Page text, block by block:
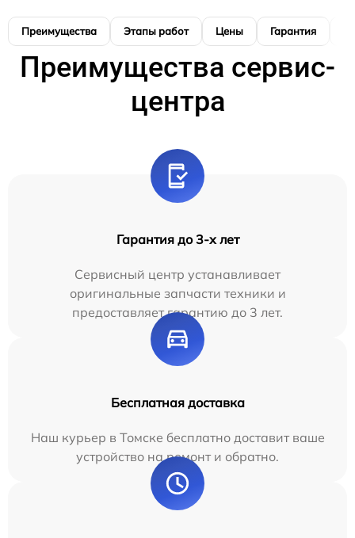
Преимущества Этапы работ Цены Гарантия
Преимущества сервис-
центра
Гарантия до 3-х лет
Сервисный центр устанавливает
оригинальные запчасти техники и
предоставляет гарантию до 3 лет.
Бесплатная доставка
Наш курьер в Томске бесплатно доставит ваше
устройство на ремонт и обратно.